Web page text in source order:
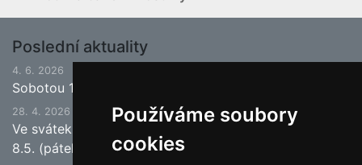
Používáme soubory
cookies
Poslední aktuality
4. 6. 2026
Sobotou 13.6.2026 bude ukončena jarní sezona.
28. 4. 2026
Ve svátek 1.5. (pátek) bude naše prodejna zavřena a
8.5. (pátek) bude otevřeno.